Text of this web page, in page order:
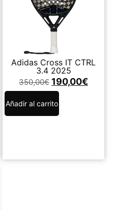
Adidas Cross IT CTRL
3.4 2025
350,00€ 190,00€
Añadir al carrito